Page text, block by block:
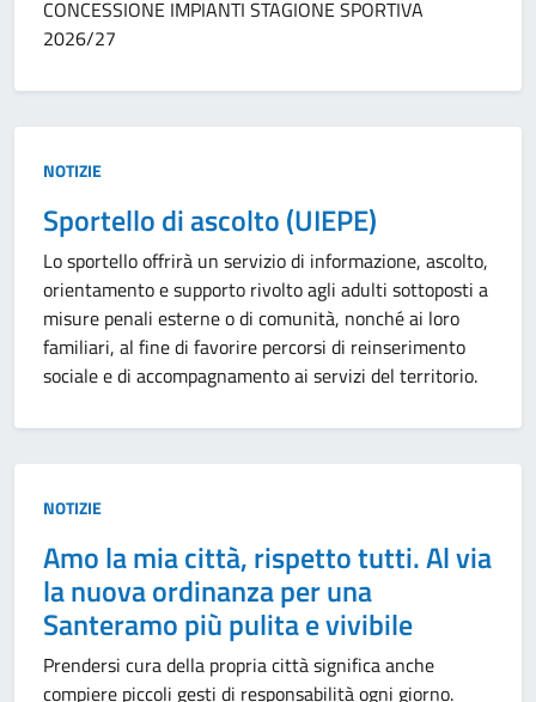
CONCESSIONE IMPIANTI STAGIONE SPORTIVA
2026/27
Tipo:
NOTIZIE
Sportello di ascolto (UIEPE)
Lo sportello offrirà un servizio di informazione, ascolto,
orientamento e supporto rivolto agli adulti sottoposti a
misure penali esterne o di comunità, nonché ai loro
familiari, al fine di favorire percorsi di reinserimento
sociale e di accompagnamento ai servizi del territorio.
Tipo:
NOTIZIE
Amo la mia città, rispetto tutti. Al via
la nuova ordinanza per una
Santeramo più pulita e vivibile
Prendersi cura della propria città significa anche
compiere piccoli gesti di responsabilità ogni giorno.